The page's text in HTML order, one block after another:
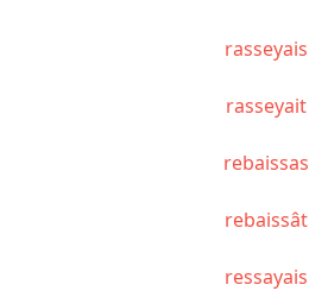
rasseyais
rasseyait
rebaissas
rebaissât
ressayais